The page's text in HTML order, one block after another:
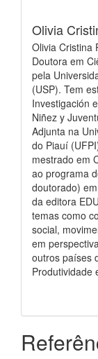
Olivia
Olivia Cristina
Doutora em
pela
(USP). Tem
Investigación
Niñez y
Adjunta na
do Piauí
mestrado em
ao programa
doutorado)
da editora
temas como
social,
em
outros países
Produtividade